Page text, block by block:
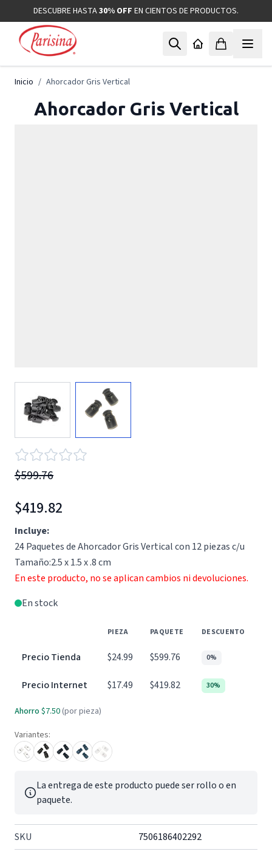
Ir al contenidoDESCUBRE HASTA30% OFF EN CIENTOS DE PRODUCTOS.
Inicio / Ahorcador Gris Vertical
Ahorcador Gris Vertical
View larger imageView larger image
$599.76
$419.82
Incluye:
24 Paquetes de Ahorcador Gris Vertical con 12 piezas c/u
Tamaño:2.5 x 1.5 x .8 cm
En este producto, no se aplican cambios ni devoluciones.
En stock
PIEZA PAQUETE DESCUENTO
Precio Tienda $24.99 $599.76 0%
Precio Internet $17.49 $419.82 30%
Ahorro $7.50 (por pieza)
Variantes:
La entrega de este producto puede ser rollo o en
paquete.
SKU
7506186402292